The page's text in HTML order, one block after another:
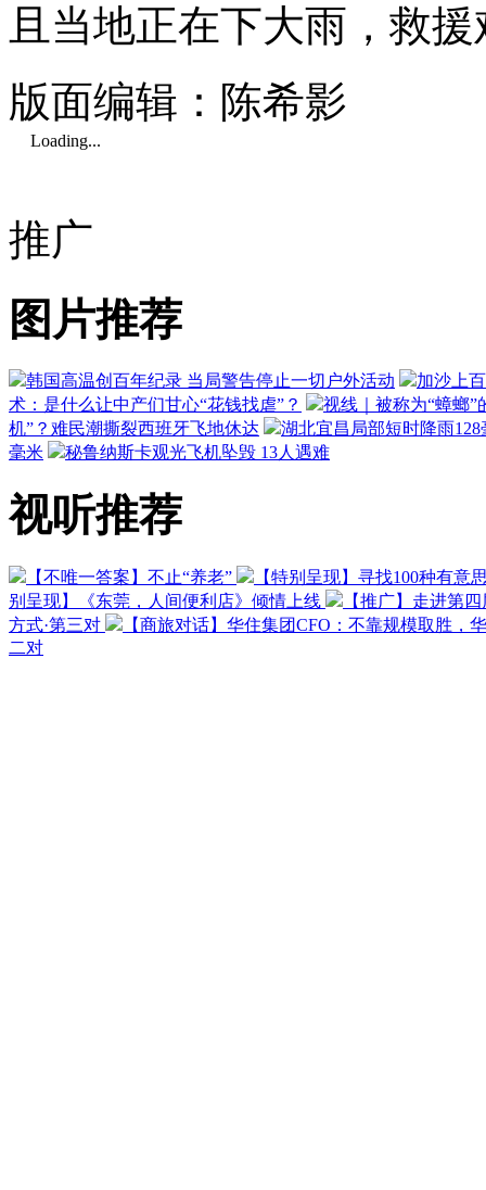
且当地正在下大雨，救
版面编辑：陈希影
Loading...
推广
图片推荐
韩国高温创百年纪录 当局警告停止一切户外活动
加沙上
术：是什么让中产们甘心“花钱找虐”？
视线｜被称为“蟑螂
机”？难民潮撕裂西班牙飞地休达
湖北宜昌局部短时降雨
毫米
秘鲁纳斯卡观光飞机坠毁 13人遇难
视听推荐
【不唯一答案】不止“养老”
【特别呈现】寻找100种有意
别呈现】《东莞，人间便利店》倾情上线
【推广】走进第
方式·第三对
【商旅对话】华住集团CFO：不靠规模取胜，
二对